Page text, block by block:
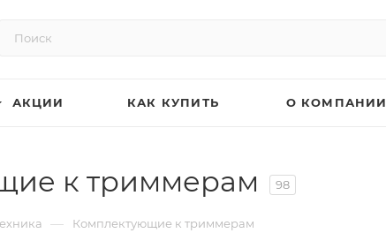
АКЦИИ КАК КУПИТЬ О КОМПАНИИ
к триммерам 98
— Комплектующие к триммерам